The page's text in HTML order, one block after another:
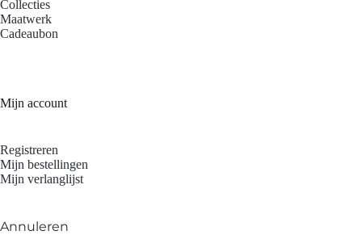
Collecties
Maatwerk
Cadeaubon
Mijn account
Registreren
Mijn bestellingen
Mijn verlanglijst
Annuleren